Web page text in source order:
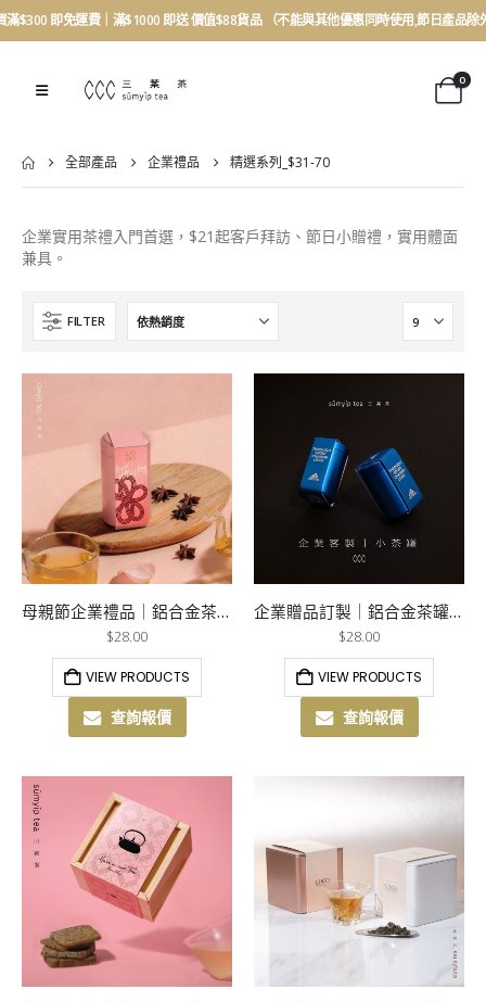
滿$300 即免運費｜滿$1000 即送 價值$88貨品 （不能與其他優惠同時使用,節日產品除
0
全部產品 企業禮品 精選系列_$31-70
企業實用茶禮入門首選，$21起客戶拜訪、節日小贈禮，實用體面
兼具。
FILTER
母親節企業禮品｜鋁合金茶罐訂製
$28.00
VIEW PRODUCTS
查詢報價
企業贈品訂製｜鋁合金茶罐訂製
$28.00
VIEW PRODUCTS
查詢報價